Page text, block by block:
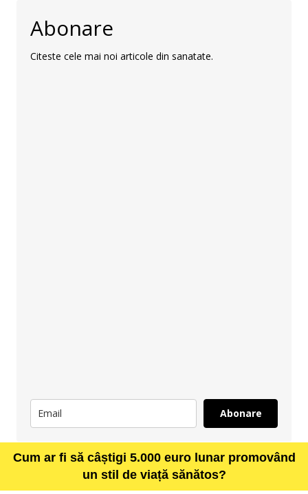
Abonare
Citeste cele mai noi articole din sanatate.
Abonare
Cum ar fi să câștigi 5.000 euro lunar promovând
un stil de viață sănătos?